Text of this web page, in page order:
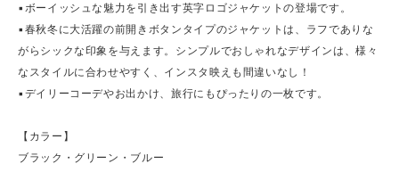
▪ボーイッシュな魅力を引き出す英字ロゴジャケットの登場です。
▪春秋冬に大活躍の前開きボタンタイプのジャケットは、ラフでありな
がらシックな印象を与えます。シンプルでおしゃれなデザインは、様々
なスタイルに合わせやすく、インスタ映えも間違いなし！
▪デイリーコーデやお出かけ、旅行にもぴったりの一枚です。
【カラー】
ブラック・グリーン・ブルー